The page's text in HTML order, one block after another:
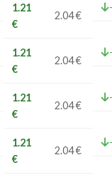
1.21
€
2.04 €
1.21
€
2.04 €
1.21
€
2.04 €
1.21
€
2.04 €